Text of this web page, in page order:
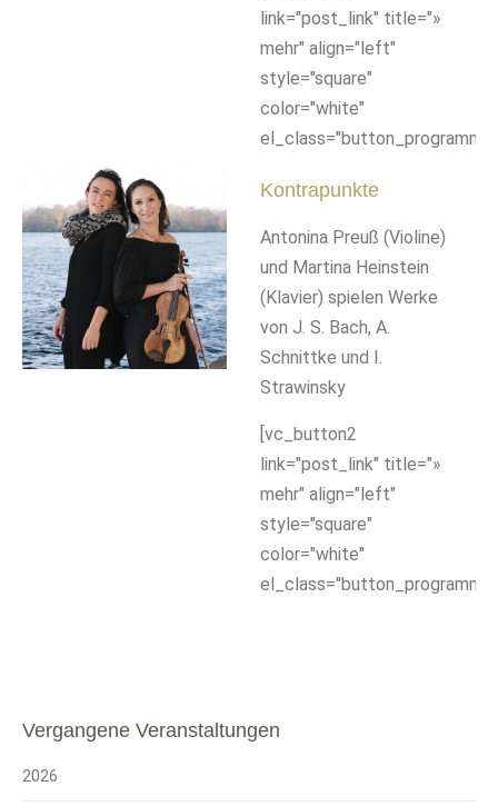
link="post_link" title="»
mehr" align="left"
style="square"
color="white"
el_class="button_programm"]
Kontrapunkte
Antonina Preuß (Violine)
und Martina Heinstein
(Klavier) spielen Werke
von J. S. Bach, A.
Schnittke und I.
Strawinsky
[vc_button2
link="post_link" title="»
mehr" align="left"
style="square"
color="white"
el_class="button_programm"]
Vergangene Veranstaltungen
2026